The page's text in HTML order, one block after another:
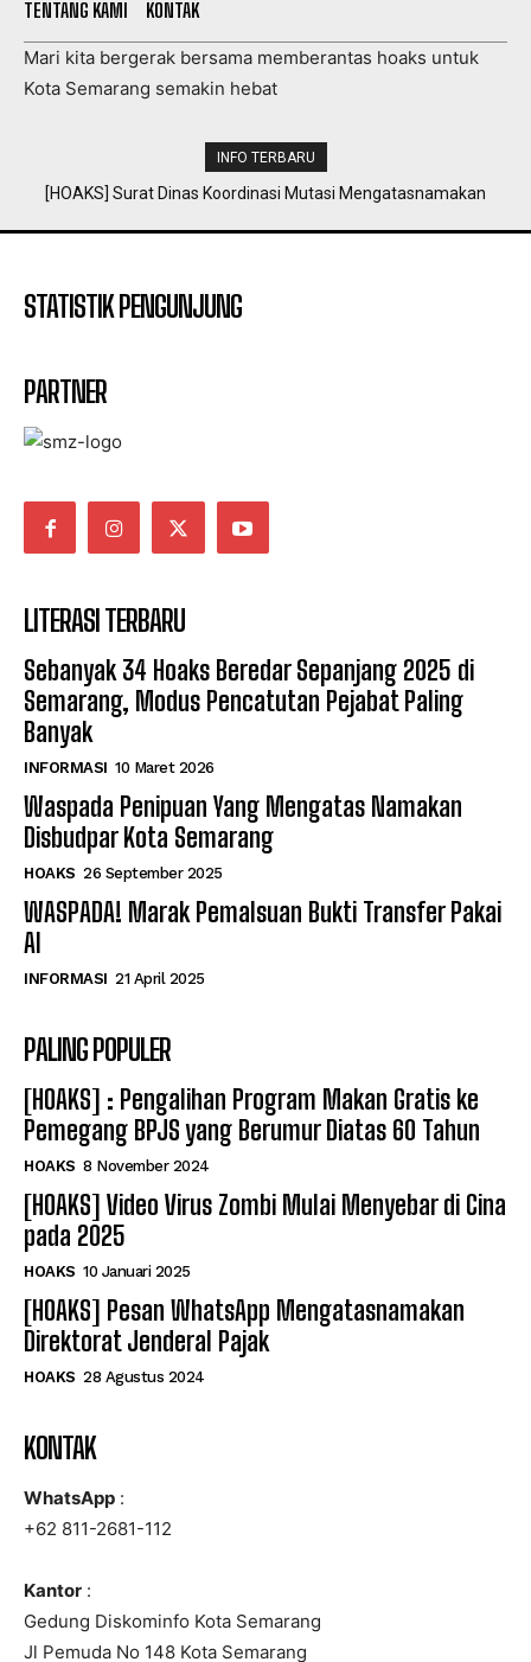
TENTANG KAMI
KONTAK
Mari kita bergerak bersama memberantas hoaks untuk
Kota Semarang semakin hebat
INFO TERBARU
[HOAKS] Surat Dinas Koordinasi Mutasi Mengatasnamakan
STATISTIK PENGUNJUNG
PARTNER
LITERASI TERBARU
Sebanyak 34 Hoaks Beredar Sepanjang 2025 di
Semarang, Modus Pencatutan Pejabat Paling
Banyak
INFORMASI 10 Maret 2026
Waspada Penipuan Yang Mengatas Namakan
Disbudpar Kota Semarang
HOAKS 26 September 2025
WASPADA! Marak Pemalsuan Bukti Transfer Pakai
AI
INFORMASI 21 April 2025
PALING POPULER
[HOAKS] : Pengalihan Program Makan Gratis ke
Pemegang BPJS yang Berumur Diatas 60 Tahun
HOAKS 8 November 2024
[HOAKS] Video Virus Zombi Mulai Menyebar di Cina
pada 2025
HOAKS 10 Januari 2025
[HOAKS] Pesan WhatsApp Mengatasnamakan
Direktorat Jenderal Pajak
HOAKS 28 Agustus 2024
KONTAK
WhatsApp :
+62 811-2681-112
Kantor :
Gedung Diskominfo Kota Semarang
Jl Pemuda No 148 Kota Semarang